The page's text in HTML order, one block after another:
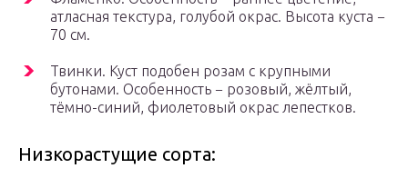
атласная текстура, голубой окрас. Высота куста −
70 см.
Твинки. Куст подобен розам с крупными
бутонами. Особенность − розовый, жёлтый,
тёмно-синий, фиолетовый окрас лепестков.
Низкорастущие сорта: